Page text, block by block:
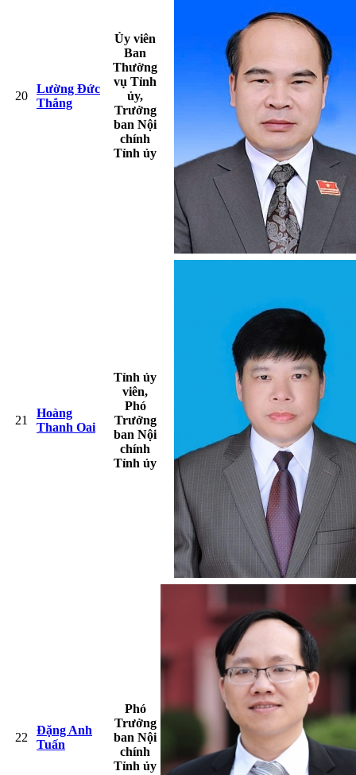
20
Lường Đức
Thắng
Ủy viên
Ban
Thường
vụ Tỉnh
ủy,
Trưởng
ban Nội
chính
Tỉnh ủy
21
Hoàng
Thanh Oai
Tỉnh ủy
viên,
Phó
Trưởng
ban Nội
chính
Tỉnh ủy
22
Đặng Anh
Tuấn
Phó
Trưởng
ban Nội
chính
Tỉnh ủy